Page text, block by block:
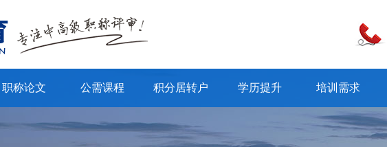
职称论文 公需课程 积分居转户 学历提升 培训需求